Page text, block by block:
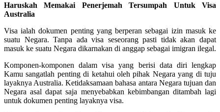
Haruskah Memakai Penerjemah Tersumpah Untuk Visa
Australia
Visa ialah dokumen penting yang berperan sebagai izin masuk ke
suatu Negara. Tanpa ada visa seseorang pasti tidak akan dapat
masuk ke suatu Negara dikarnakan di anggap sebagai imigran ilegal.
Komponen-komponen dalam visa yang berisi data diri lengkap
Kamu sangatlah penting di ketahui oleh pihak Negara yang di tuju
layaknya Australia. Ketidaksamaan bahasa antara Negara tujuan dan
Negara asal dapat saja menyebabkan kebimbangan ditambah lagi
untuk dokumen penting layaknya visa.